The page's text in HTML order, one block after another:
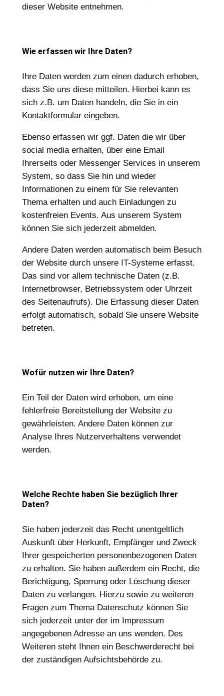
dieser Website entnehmen.
Wie erfassen wir Ihre Daten?
Ihre Daten werden zum einen dadurch erhoben,
dass Sie uns diese mitteilen. Hierbei kann es
sich z.B. um Daten handeln, die Sie in ein
Kontaktformular eingeben.
Ebenso erfassen wir ggf. Daten die wir über
social media erhalten, über eine Email
Ihrerseits oder Messenger Services in unserem
System, so dass Sie hin und wieder
Informationen zu einem für Sie relevanten
Thema erhalten und auch Einladungen zu
kostenfreien Events. Aus unserem System
können Sie sich jederzeit abmelden.
Andere Daten werden automatisch beim Besuch
der Website durch unsere IT-Systeme erfasst.
Das sind vor allem technische Daten (z.B.
Internetbrowser, Betriebssystem oder Uhrzeit
des Seitenaufrufs). Die Erfassung dieser Daten
erfolgt automatisch, sobald Sie unsere Website
betreten.
Wofür nutzen wir Ihre Daten?
Ein Teil der Daten wird erhoben, um eine
fehlerfreie Bereitstellung der Website zu
gewährleisten. Andere Daten können zur
Analyse Ihres Nutzerverhaltens verwendet
werden.
Welche Rechte haben Sie bezüglich Ihrer
Daten?
Sie haben jederzeit das Recht unentgeltlich
Auskunft über Herkunft, Empfänger und Zweck
Ihrer gespeicherten personenbezogenen Daten
zu erhalten. Sie haben außerdem ein Recht, die
Berichtigung, Sperrung oder Löschung dieser
Daten zu verlangen. Hierzu sowie zu weiteren
Fragen zum Thema Datenschutz können Sie
sich jederzeit unter der im Impressum
angegebenen Adresse an uns wenden. Des
Weiteren steht Ihnen ein Beschwerderecht bei
der zuständigen Aufsichtsbehörde zu.